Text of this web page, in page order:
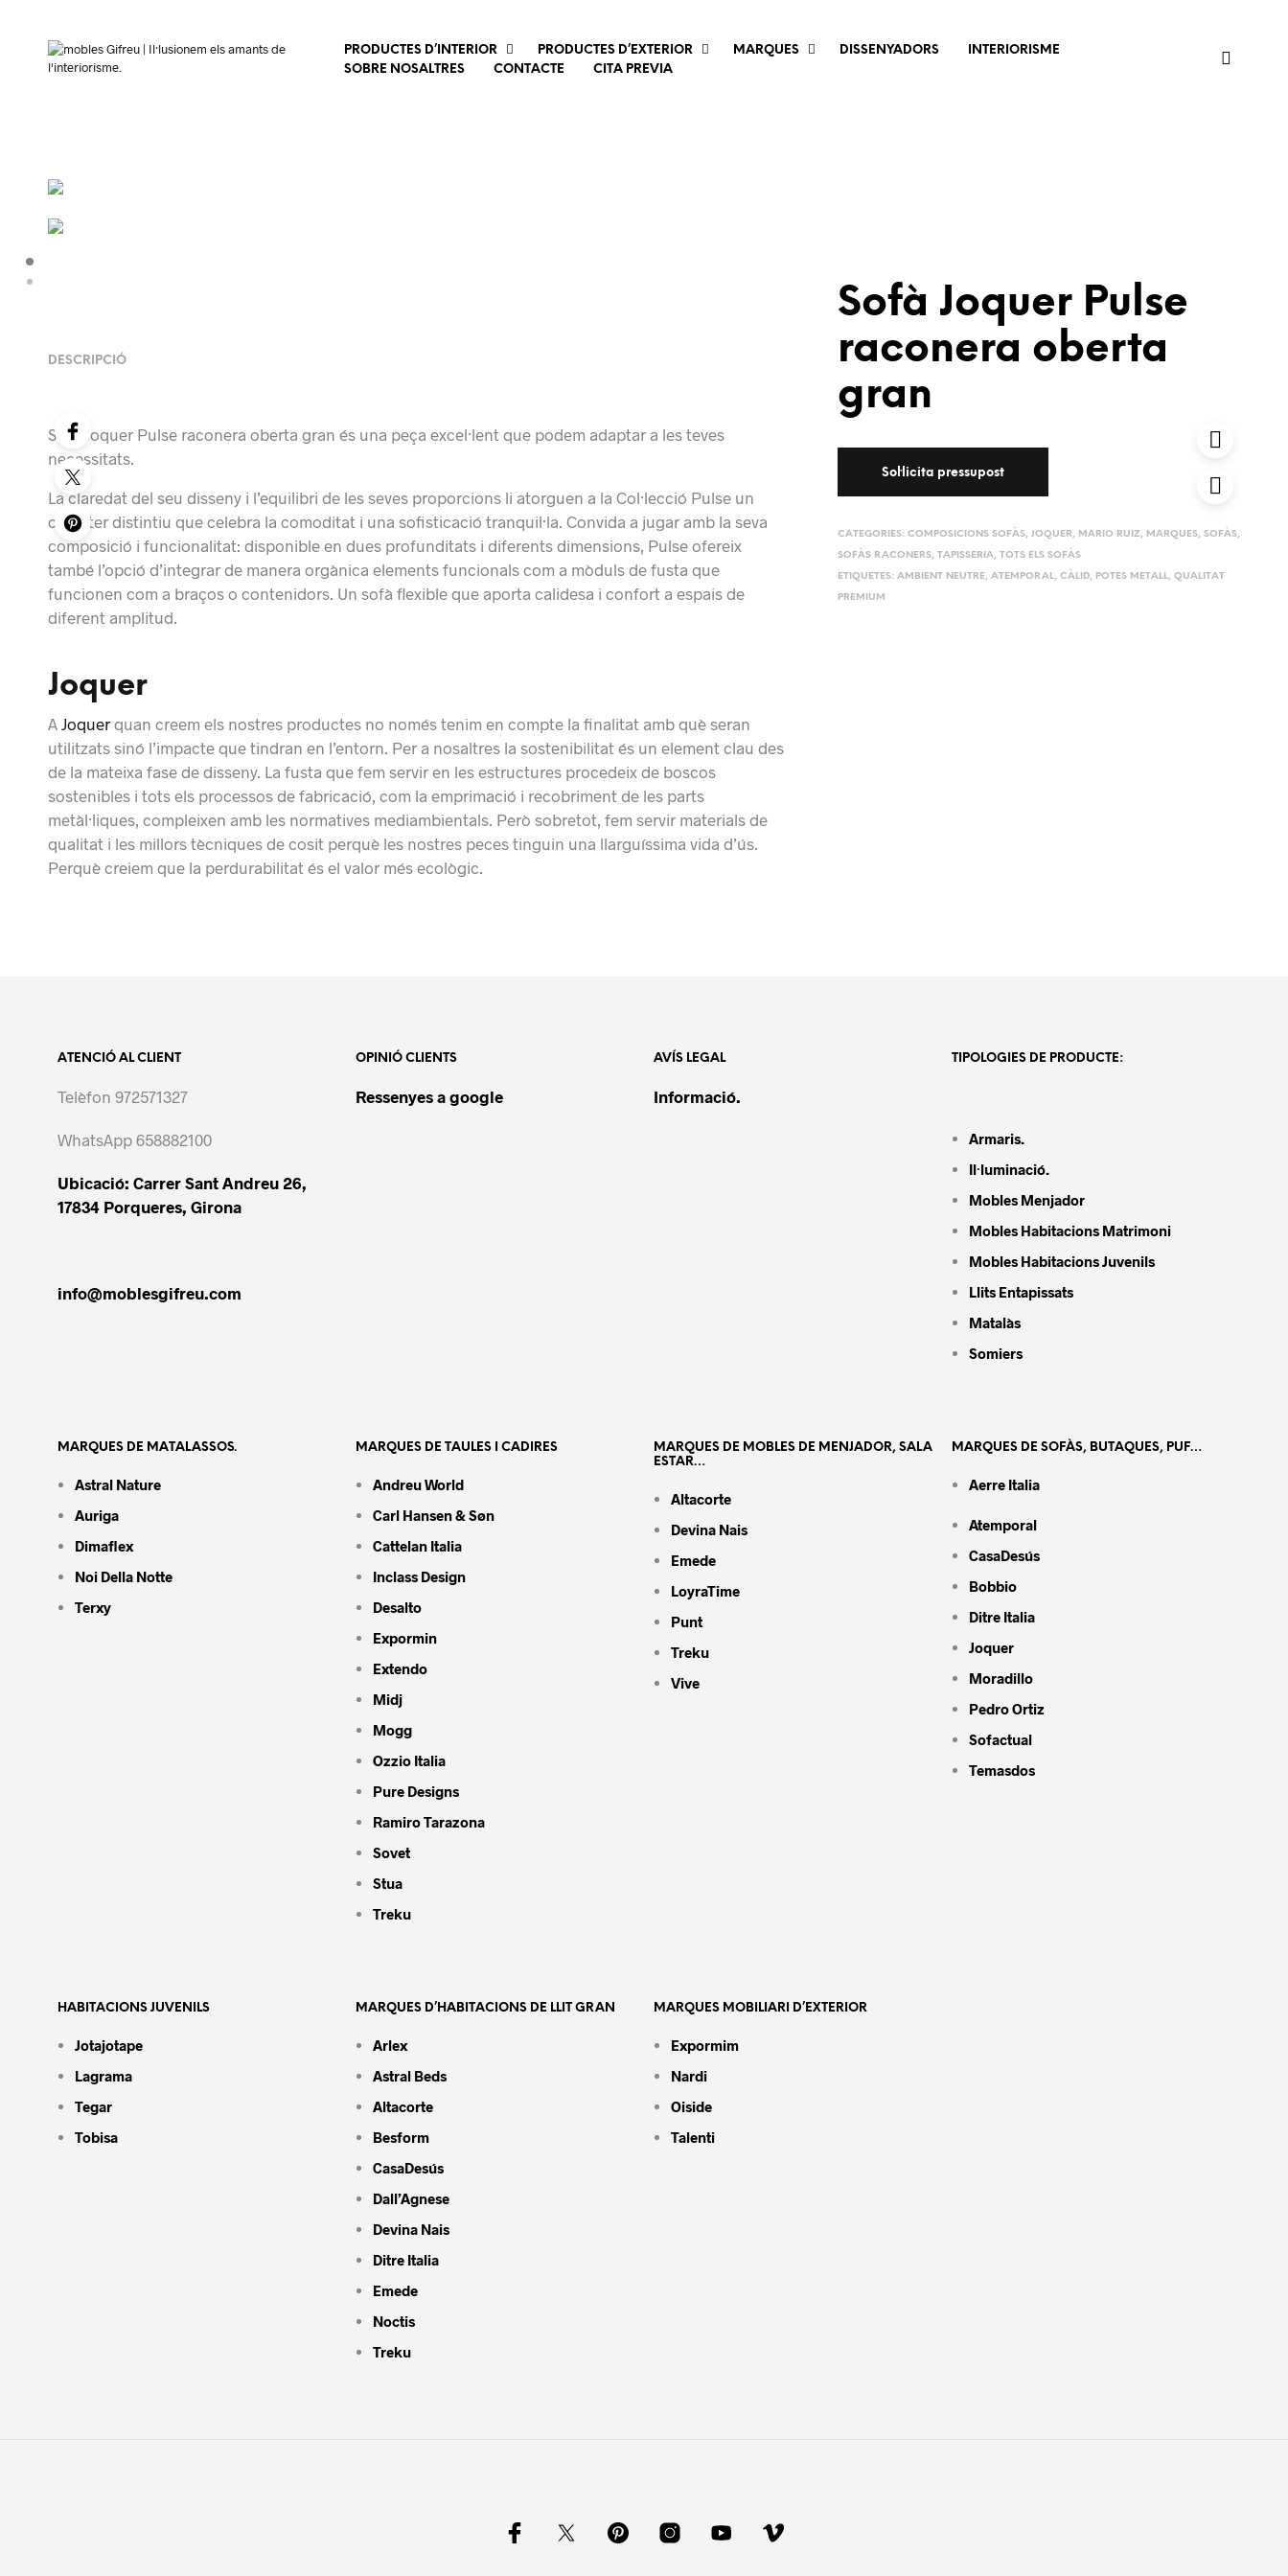
PRODUCTES D’INTERIOR PRODUCTES D’EXTERIOR MARQUES DISSENYADORS
INTERIORISME
SOBRE NOSALTRES
CONTACTE CITA PREVIA
Sofà Joquer Pulse
raconera oberta
gran
CATEGORIES: COMPOSICIONS SOFÀS, JOQUER, MARIO RUIZ, MARQUES, SOFÀS,
SOFÀS RACONERS, TAPISSERIA, TOTS ELS SOFÀS
ETIQUETES: AMBIENT NEUTRE, ATEMPORAL, CÀLID, POTES METALL, QUALITAT
PREMIUM
DESCRIPCIÓ
Sofà Joquer Pulse raconera oberta gran és una peça excel·lent que podem adaptar a les teves
necessitats.
La claredat del seu disseny i l’equilibri de les seves proporcions li atorguen a la Col·lecció Pulse un
caràcter distintiu que celebra la comoditat i una sofisticació tranquil·la. Convida a jugar amb la seva
composició i funcionalitat: disponible en dues profunditats i diferents dimensions, Pulse ofereix
també l’opció d’integrar de manera orgànica elements funcionals com a mòduls de fusta que
funcionen com a braços o contenidors. Un sofà flexible que aporta calidesa i confort a espais de
diferent amplitud.
Joquer
A Joquerquan creem els nostres productes no només tenim en compte la finalitat amb què seran
utilitzats sinó l’impacte que tindran en l’entorn. Per a nosaltres la sostenibilitat és un element clau des
de la mateixa fase de disseny. La fusta que fem servir en les estructures procedeix de boscos
sostenibles i tots els processos de fabricació, com la emprimació i recobriment de les parts
metàl·liques, compleixen amb les normatives mediambientals. Però sobretot, fem servir materials de
qualitat i les millors tècniques de cosit perquè les nostres peces tinguin una llarguíssima vida d’ús.
Perquè creiem que la perdurabilitat és el valor més ecològic.
ATENCIÓ AL CLIENT
Telèfon 972571327
WhatsApp 658882100
Ubicació: Carrer Sant Andreu 26,
17834 Porqueres, Girona
info@moblesgifreu.com
OPINIÓ CLIENTS
Ressenyes a google
AVÍS LEGAL
Informació.
TIPOLOGIES DE PRODUCTE:
Armaris.
Il·luminació.
Mobles Menjador
Mobles Habitacions Matrimoni
Mobles Habitacions Juvenils
Llits Entapissats
Matalàs
Somiers
MARQUES DE MATALASSOS.
Astral Nature
Auriga
Dimaflex
Noi Della Notte
Terxy
MARQUES DE TAULES I CADIRES
Andreu World
Carl Hansen & Søn
Cattelan Italia
Inclass Design
Desalto
Expormin
Extendo
Midj
Mogg
Ozzio Italia
Pure Designs
Ramiro Tarazona
Sovet
Stua
Treku
MARQUES DE MOBLES DE MENJADOR, SALA
ESTAR…
Altacorte
Devina Nais
Emede
LoyraTime
Punt
Treku
Vive
MARQUES DE SOFÀS, BUTAQUES, PUF…
Aerre Italia
Atemporal
CasaDesús
Bobbio
Ditre Italia
Joquer
Moradillo
Pedro Ortiz
Sofactual
Temasdos
HABITACIONS JUVENILS
Jotajotape
Lagrama
Tegar
Tobisa
MARQUES D’HABITACIONS DE LLIT GRAN
Arlex
Astral Beds
Altacorte
Besform
CasaDesús
Dall’Agnese
Devina Nais
Ditre Italia
Emede
Noctis
Treku
MARQUES MOBILIARI D’EXTERIOR
Expormim
Nardi
Oiside
Talenti